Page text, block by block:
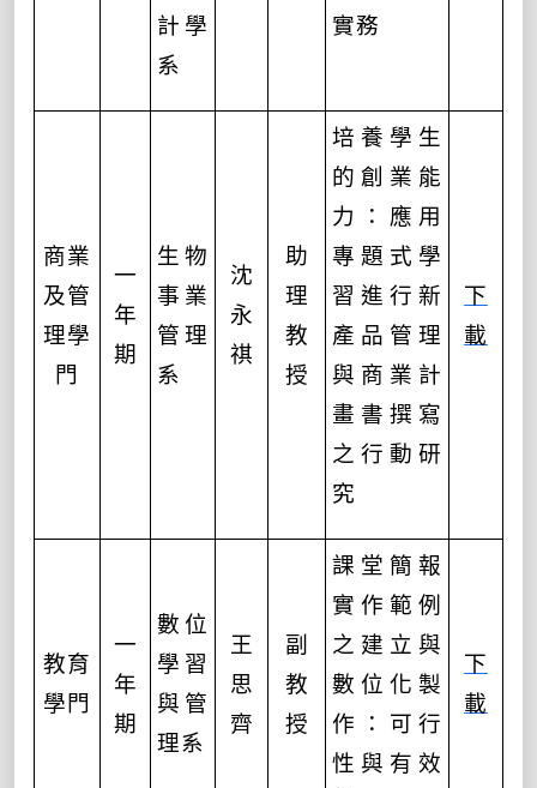
計學
系
實務
商業
及管
理學
門
一
年
期
生物
事業
管理
系
沈
永
祺
助
理
教
授
培養學生
的創業能
力：應用
專題式學
習進行新
產品管理
與商業計
畫書撰寫
之行動研
究
下
載
教育
學門
一
年
期
數位
學習
與管
理系
王
思
齊
副
教
授
課堂簡報
實作範例
之建立與
數位化製
作：可行
性與有效
下
載